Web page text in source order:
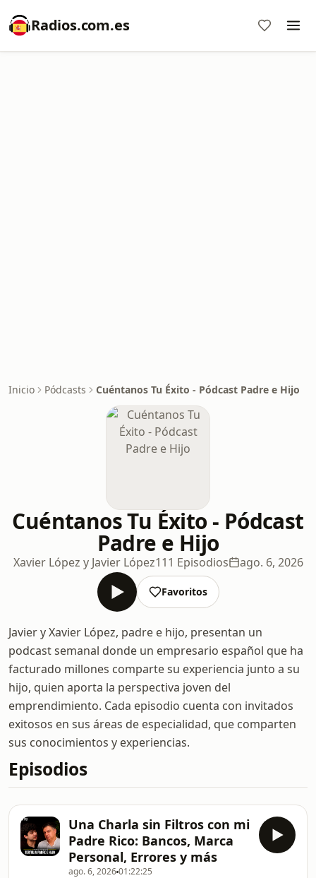
Radios.com.es
Inicio Pódcasts Cuéntanos Tu Éxito - Pódcast Padre e Hijo
Cuéntanos Tu Éxito - Pódcast
Padre e Hijo
Xavier López y Javier López111 Episodios ago. 6, 2026
Favoritos
Javier y Xavier López, padre e hijo, presentan un
podcast semanal donde un empresario español que ha
facturado millones comparte su experiencia junto a su
hijo, quien aporta la perspectiva joven del
emprendimiento. Cada episodio cuenta con invitados
exitosos en sus áreas de especialidad, que comparten
sus conocimientos y experiencias.
Episodios
Una Charla sin Filtros con mi
Padre Rico: Bancos, Marca
Personal, Errores y más
ago. 6, 202601:22:25